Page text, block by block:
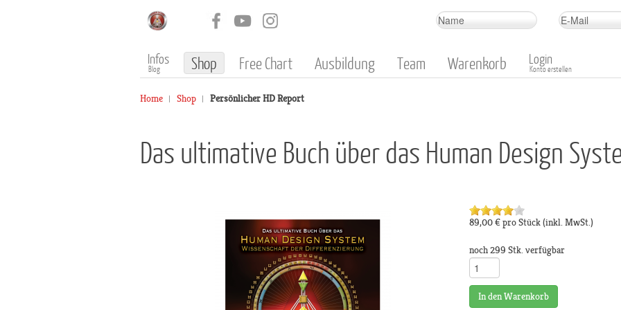
Infos
Blog Shop Free Chart Ausbildung Team Warenkorb Login
Konto erstellen
Home Shop Persönlicher HD Report
Das ultimative Buch über das Human Design
89,00 €pro Stück(inkl. MwSt.)
noch 299 Stk. verfügbar
In den Warenkorb